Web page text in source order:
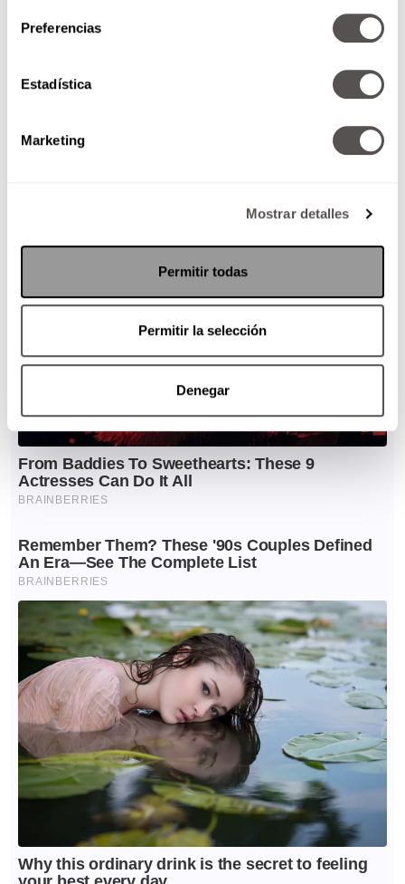
Preferencias
Estadística
Marketing
Mostrar detalles
Permitir todas
Permitir la selección
Denegar